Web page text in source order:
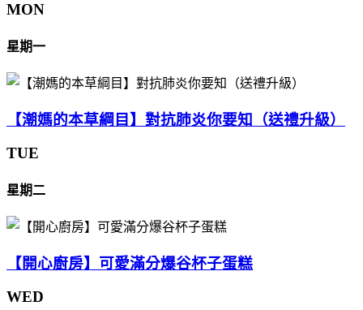
MON
星期一
【潮媽的本草綱目】對抗肺炎你要知（送禮升級）
TUE
星期二
【開心廚房】可愛滿分爆谷杯子蛋糕
WED